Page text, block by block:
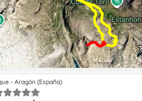
- Aragón (España)